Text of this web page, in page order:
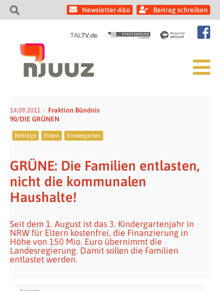
Newsletter-Abo Beitrag schreiben
14.09.2011
Fraktion Bündnis
90/DIE GRÜNEN
Beiträge Eltern Kindergarten
GRÜNE: Die Familien entlasten,
nicht die kommunalen
Haushalte!
Seit dem 1. August ist das 3. Kindergartenjahr in
NRW für Eltern kostenfrei, die Finanzierung in
Höhe von 150 Mio. Euro übernimmt die
Landesregierung. Damit sollen die Familien
entlastet werden.